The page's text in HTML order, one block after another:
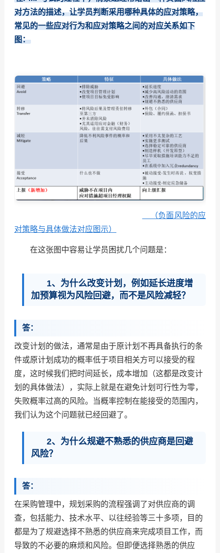
对方法的描述，让学员判断采用哪种具体的应对策略，
常见的一些应对行为和应对策略之间的对应关系如下
图：
（负面风险的应
对策略与具体做法对应图示）
在这张图中容易让学员困扰几个问题是：
1、为什么改变计划，例如延长进度增
加预算视为风险回避，而不是风险减轻？
答：
改变计划的做法，通常是由于原计划不再具备执行的条
件或原计划成功的概率低于项目相关方可以接受的程
度，这时候我们把时间延长，成本增加（这都是改变计
划的具体做法），实际上就是在避免计划可行性为零，
失败概率过高的风险。当概率控制在能接受的范围内，
我们认为这个问题就已经回避了。
2、为什么规避不熟悉的供应商是回避
风险？
答：
在采购管理中，规划采购的流程强调了对供应商的调
查，包括能力、技术水平、以往经验等三十多项，目的
都是为了规避选择不熟悉的供应商来完成项目工作，而
导致的不必要的麻烦和风险。但即便选择熟悉的供应